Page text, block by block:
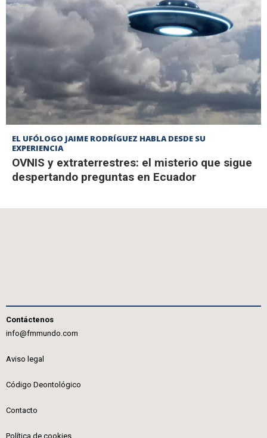
EL UFÓLOGO JAIME RODRÍGUEZ HABLA DESDE SU
EXPERIENCIA
OVNIS y extraterrestres: el misterio que sigue
despertando preguntas en Ecuador
Contáctenos
info@fmmundo.com
Aviso legal
Código Deontológico
Contacto
Política de cookies